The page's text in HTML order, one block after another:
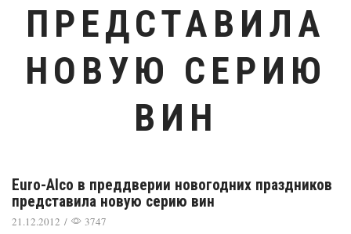
ПРЕДСТАВИЛА
НОВУЮ СЕРИЮ
ВИН
Euro-Alco в преддверии новогодних праздников
представила новую серию вин
21.12.2012 / 3747